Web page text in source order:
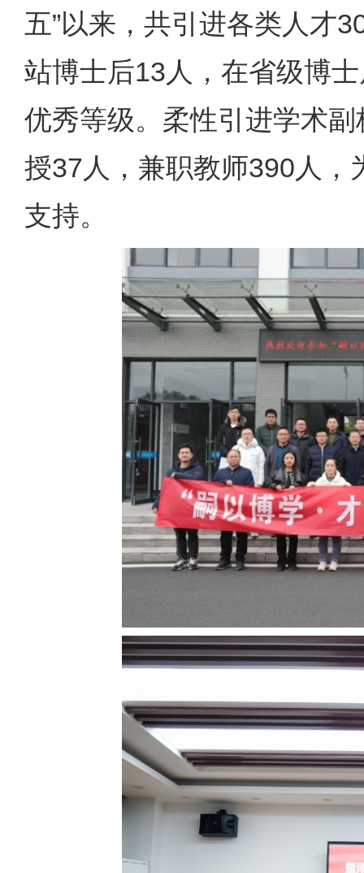
五”以来，共引进各类人才
站博士后13人，在省级博
优秀等级。柔性引进学术
授37人，兼职教师390人，
支持。